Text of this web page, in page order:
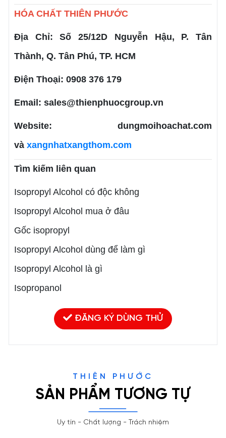
HÓA CHẤT THIÊN PHƯỚC
Địa Chỉ: Số 25/12D Nguyễn Hậu, P. Tân
Thành, Q. Tân Phú, TP. HCM
Điện Thoại: 0908 376 179
Email: sales@thienphuocgroup.vn
Website: dungmoihoachat.com
và xangnhatxangthom.com
Tìm kiếm liên quan
Isopropyl Alcohol có độc không
Isopropyl Alcohol mua ở đâu
Gốc isopropyl
Isopropyl Alcohol dùng để làm gì
Isopropyl Alcohol là gì
Isopropanol
ĐĂNG KÝ DÙNG THỬ
THIÊN PHƯỚC
SẢN PHẨM TƯƠNG TỰ
Uy tín - Chất lượng - Trách nhiệm